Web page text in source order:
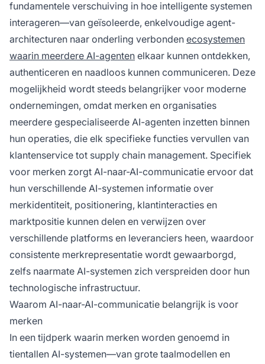
AI-systemen.
fundamentele verschuiving in hoe intelligente systemen
interageren—van geïsoleerde, enkelvoudige agent-
architecturen naar onderling verbonden ecosystemen
waarin meerdere AI-agenten elkaar kunnen ontdekken,
authenticeren en naadloos kunnen communiceren. Deze
mogelijkheid wordt steeds belangrijker voor moderne
ondernemingen, omdat merken en organisaties
meerdere gespecialiseerde AI-agenten inzetten binnen
hun operaties, die elk specifieke functies vervullen van
klantenservice tot supply chain management. Specifiek
voor merken zorgt AI-naar-AI-communicatie ervoor dat
hun verschillende AI-systemen informatie over
merkidentiteit, positionering, klantinteracties en
marktpositie kunnen delen en verwijzen over
verschillende platforms en leveranciers heen, waardoor
consistente merkrepresentatie wordt gewaarborgd,
zelfs naarmate AI-systemen zich verspreiden door hun
technologische infrastructuur.
Waarom AI-naar-AI-communicatie belangrijk is voor
merken
In een tijdperk waarin merken worden genoemd in
tientallen AI-systemen—van grote taalmodellen en